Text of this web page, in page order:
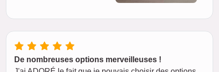
De nombreuses options merveilleuses !